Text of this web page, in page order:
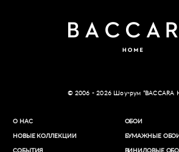
© 2006 - 2026 Шоу-рум “BACCARA
О НАС
НОВЫЕ КОЛЛЕКЦИИ
СОБЫТИЯ
ОБОИ
БУМАЖНЫЕ ОБОИ
ВИНИЛОВЫЕ